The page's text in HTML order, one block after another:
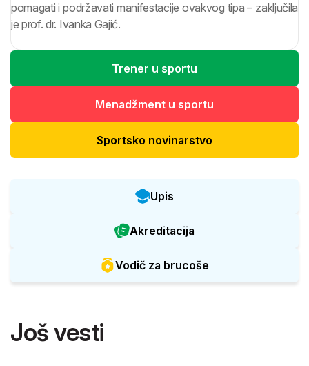
pomagati i podržavati manifestacije ovakvog tipa – zaključila
je prof. dr. Ivanka Gajić.
Trener u sportu
Menadžment u sportu
Sportsko novinarstvo
Upis
Akreditacija
Vodič za brucoše
Još vesti